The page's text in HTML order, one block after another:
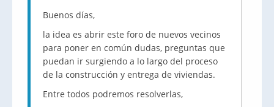
Buenos días,
la idea es abrir este foro de nuevos vecinos
para poner en común dudas, preguntas que
puedan ir surgiendo a lo largo del proceso
de la construcción y entrega de viviendas.
Entre todos podremos resolverlas,